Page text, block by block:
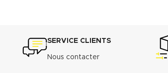
SERVICE CLIENTS
Nous contacter